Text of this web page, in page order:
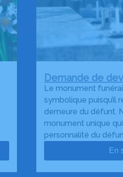
Demande de
Le monument
symbolique puisqu’il
demeure du défunt.
monument unique
personnalité du
En